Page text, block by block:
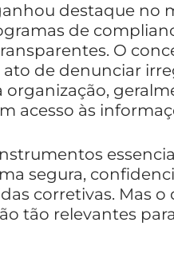
destaque no
de
O
de denunciar
acesso às
segura,
corretivas. Mas o
tão relevantes